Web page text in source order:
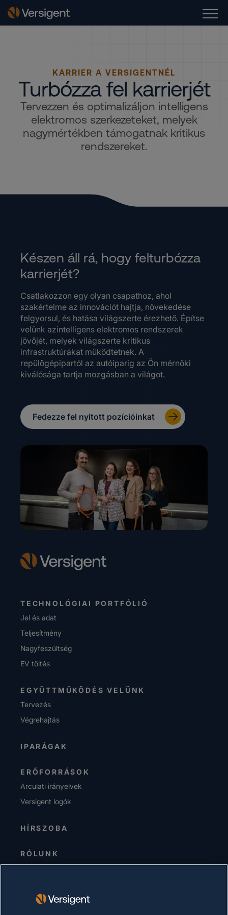
KARRIER A VERSIGENTNÉL
Turbózza fel karrierjét
Tervezzen és optimalizáljon intelligens
elektromos szerkezeteket, melyek
nagymértékben támogatnak kritikus
rendszereket.
Készen áll rá, hogy felturbózza
karrierjét?
Csatlakozzon egy olyan csapathoz, ahol
szakértelme az innovációt hajtja, növekedése
felgyorsul, és hatása világszerte érezhető. Építse
velünk azintelligens elektromos rendszerek
jövőjét, melyek világszerte kritikus
infrastruktúrákat működtetnek. A
repülőgépipartól az autóiparig az Ön mérnöki
kiválósága tartja mozgásban a világot.
Fedezze fel nyitott pozícióinkat
TECHNOLÓGIAI PORTFÓLIÓ
Jel és adat
Teljesítmény
Nagyfeszültség
EV töltés
EGYÜTTMŰKÖDÉS VELÜNK
Tervezés
Végrehajtás
IPARÁGAK
ERŐFORRÁSOK
Arculati irányelvek
Versigent logók
HÍRSZOBA
RÓLUNK
Senior Vezetőség
Beszállítók